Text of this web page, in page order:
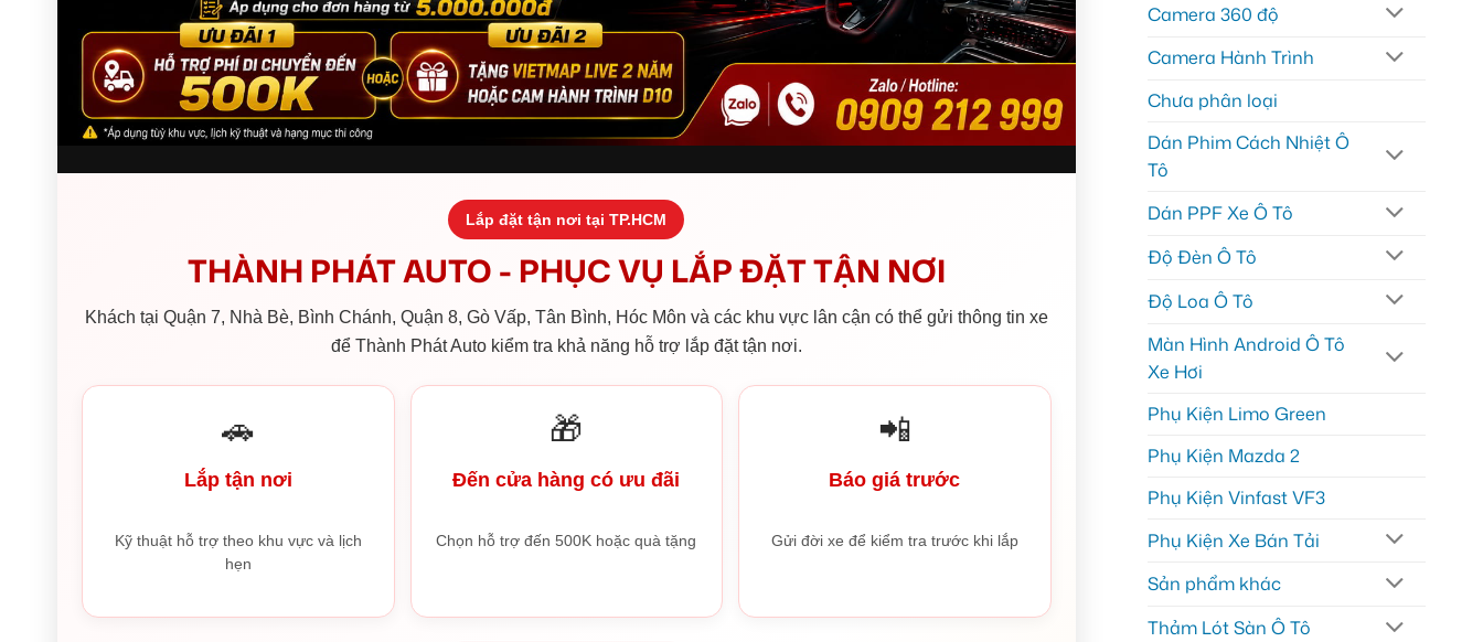
Lắp đặt tận nơi tại TP.HCM
THÀNH PHÁT AUTO - PHỤC VỤ LẮP ĐẶT TẬN NƠI
Khách tại Quận 7, Nhà Bè, Bình Chánh, Quận 8, Gò Vấp, Tân Bình, Hóc Môn và các khu vực lân cận có thể gửi thông tin xe
để Thành Phát Auto kiểm tra khả năng hỗ trợ lắp đặt tận nơi.
🚗
Lắp tận nơi
Kỹ thuật hỗ trợ theo khu vực và lịch
hẹn
🎁
Đến cửa hàng có ưu đãi
Chọn hỗ trợ đến 500K hoặc quà tặng
📲
Báo giá trước
Gửi đời xe để kiểm tra trước khi lắp
Camera 360 độ
Camera Hành Trình
Chưa phân loại
Dán Phim Cách Nhiệt Ô
Tô
Dán PPF Xe Ô Tô
Độ Đèn Ô Tô
Độ Loa Ô Tô
Màn Hình Android Ô Tô
Xe Hơi
Phụ Kiện Limo Green
Phụ Kiện Mazda 2
Phụ Kiện Vinfast VF3
Phụ Kiện Xe Bán Tải
Sản phẩm khác
Thảm Lót Sàn Ô Tô